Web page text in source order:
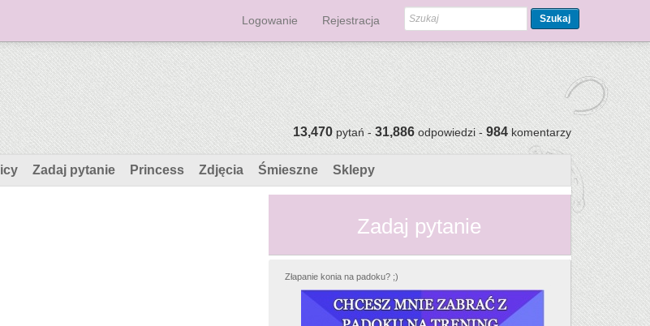
Logowanie Rejestracja Szukaj
13,470pytań -31,886odpowiedzi -984komentarzy
Zadaj pytanie Princess Zdjęcia Śmieszne Sklepy
Zadaj pytanie
Złapanie konia na padoku? ;)